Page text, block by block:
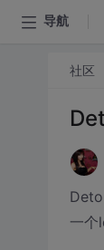
导航
社区
一个